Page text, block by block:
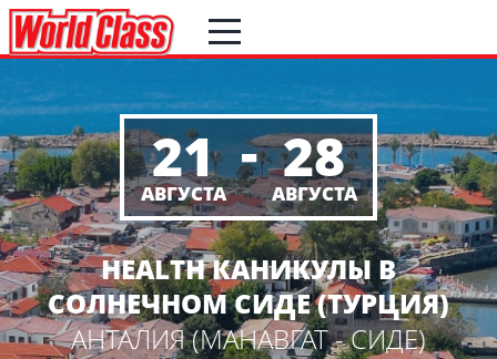
21
АВГУСТА
- 28
АВГУСТА
HEALTH КАНИКУЛЫ В
СОЛНЕЧНОМ СИДЕ (ТУРЦИЯ)
АНТАЛИЯ (МАНАВГАТ - СИДЕ)